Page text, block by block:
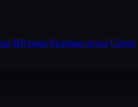
Шутеры Ролевые игры Спорт